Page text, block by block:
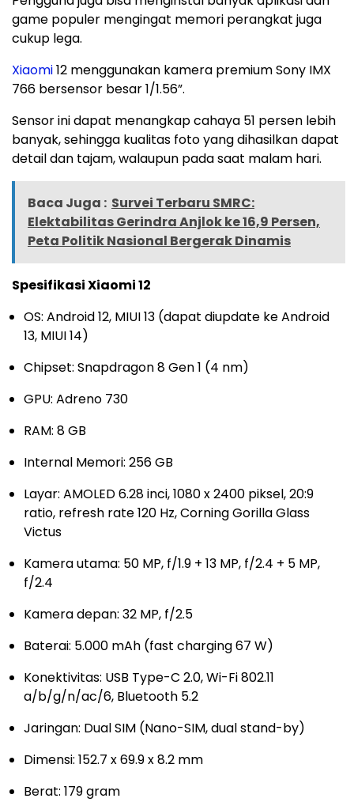
game populer mengingat memori perangkat juga
cukup lega.
Xiaomi12 menggunakan kamera premium Sony IMX
766 bersensor besar 1/1.56”.
Sensor ini dapat menangkap cahaya 51 persen lebih
banyak, sehingga kualitas foto yang dihasilkan dapat
detail dan tajam, walaupun pada saat malam hari.
Baca Juga : Survei Terbaru SMRC:
Elektabilitas Gerindra Anjlok ke 16,9 Persen,
Peta Politik Nasional Bergerak Dinamis
Spesifikasi Xiaomi 12
OS: Android 12, MIUI 13 (dapat diupdate ke Android
13, MIUI 14)
Chipset: Snapdragon 8 Gen 1 (4 nm)
GPU: Adreno 730
RAM: 8 GB
Internal Memori: 256 GB
Layar: AMOLED 6.28 inci, 1080 x 2400 piksel, 20:9
ratio, refresh rate 120 Hz, Corning Gorilla Glass
Victus
Kamera utama: 50 MP, f/1.9 + 13 MP, f/2.4 + 5 MP,
f/2.4
Kamera depan: 32 MP, f/2.5
Baterai: 5.000 mAh (fast charging 67 W)
Konektivitas: USB Type-C 2.0, Wi-Fi 802.11
a/b/g/n/ac/6, Bluetooth 5.2
Jaringan: Dual SIM (Nano-SIM, dual stand-by)
Dimensi: 152.7 x 69.9 x 8.2 mm
Berat: 179 gram